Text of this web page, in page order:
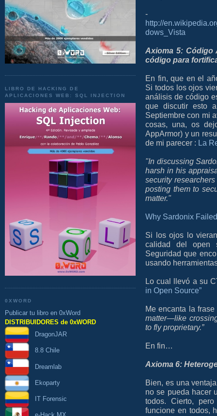
LIBRO DE HACKING DE
APLICACIONES WEB: SQL INJECTION
0XWORD
Publicar tu libro en 0xWord
DISTRIBUIDORES de 0xWORD
DragonJAR
8.8 Chile
Dreamlab
Ekoparty
IT Forensic
-
http://
dows_Vista
Axioma 5: Código
código para
En fin, que en el
Si todos los ojos
análisis de código
que discutir esto
Septiembre con mi
cosas, una, os
AppArmor) y un
de mi parecer : La
"In discussing
harsh in his
security
posting them to
matter."
Why Sardonix Failed
Si los ojos lo
calidad del open
Seguridad que
usando
Lo cual llevó a su
in Open Source”
Me encanta la
matter—like
to fly proprietary.”
En fin…
Axioma 6:
Bien, es una
no se pueda hacer
todos. Cierto,
funcione en todos,